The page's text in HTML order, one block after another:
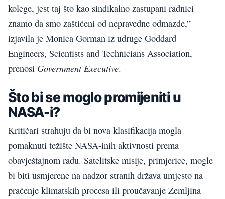
kolege, jest taj što kao sindikalno zastupani radnici
znamo da smo zaštićeni od nepravedne odmazde,”
izjavila je Monica Gorman iz udruge Goddard
Engineers, Scientists and Technicians Association,
prenosi Government Executive.
Što bi se moglo promijeniti u
NASA-i?
Kritičari strahuju da bi nova klasifikacija mogla
pomaknuti težište NASA-inih aktivnosti prema
obavještajnom radu. Satelitske misije, primjerice, mogle
bi biti usmjerene na nadzor stranih država umjesto na
praćenje klimatskih procesa ili proučavanje Zemljina